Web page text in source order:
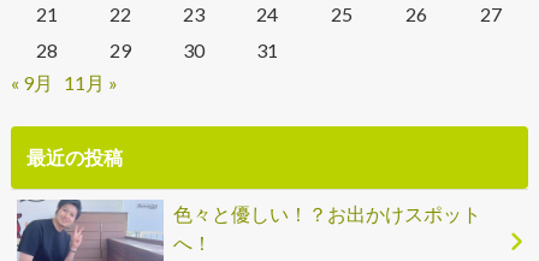
21
22 23 24 25 26
27
28
29 30
31
« 9月
11月 »
最近の投稿
色々と優しい！？お出かけスポット
へ！